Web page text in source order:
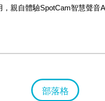
親自體驗SpotCam智慧聲音
部落格